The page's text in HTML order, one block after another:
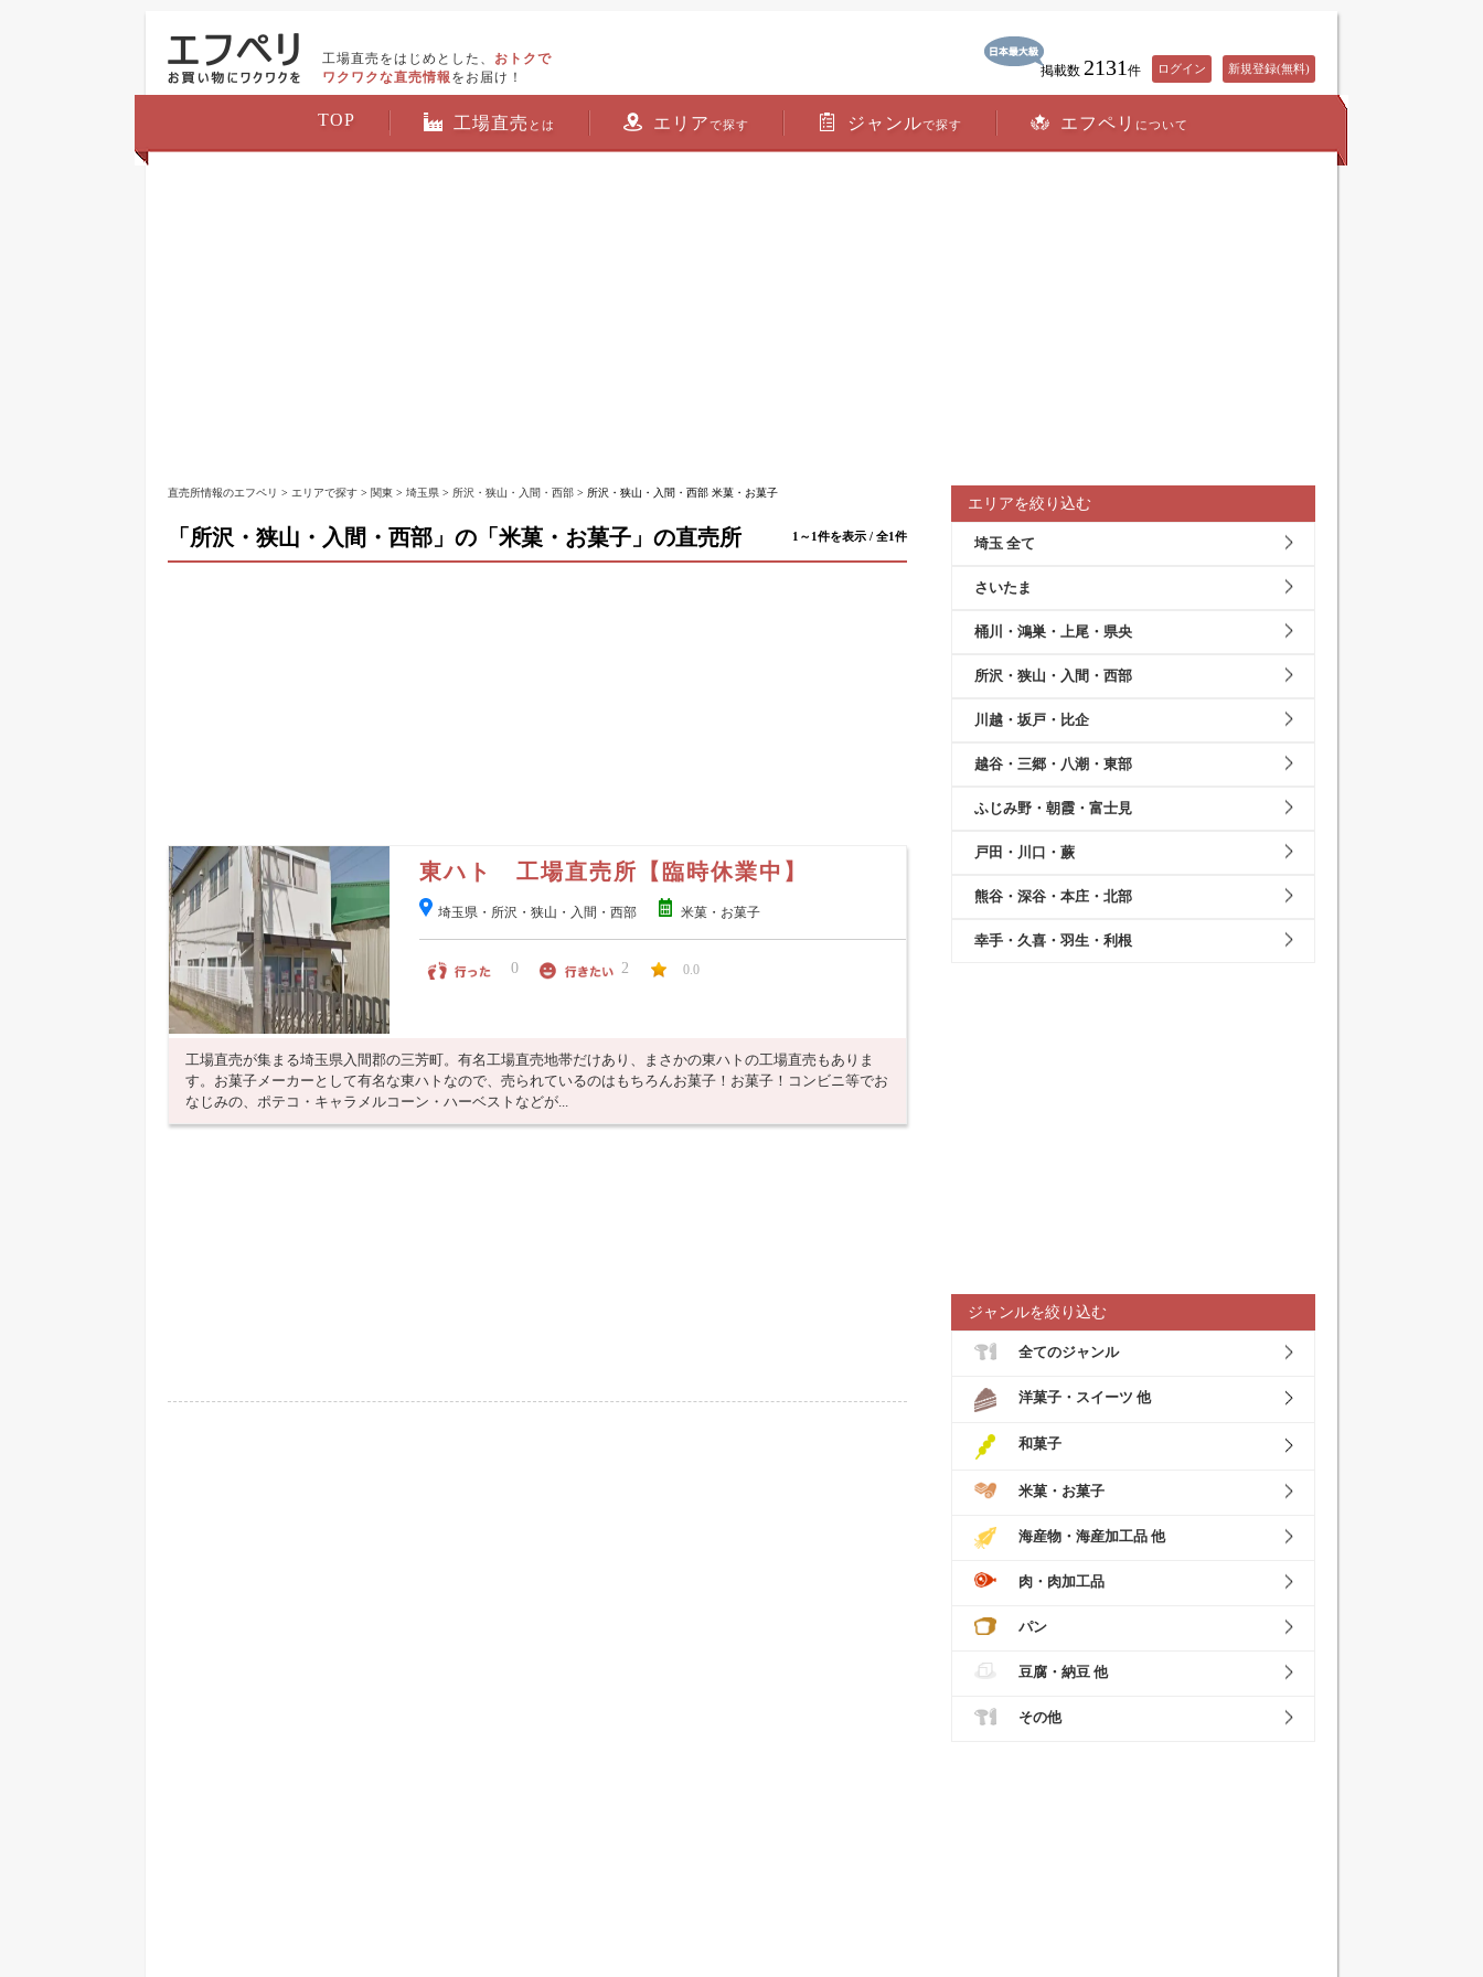
工場直売をはじめとした、 おトクで
ワクワクな直売情報 をお届け！ 掲載数 2131 件 ログイン 新規登録(無料)
TOP 工場直売 とは エリアで探す ジャンルで探す エフペリ について
直売所情報のエフペリ > エリアで探す > 関東 > 埼玉県 > 所沢・狭山・入間・西部 > 所沢・狭山・入間・西部 米菓・お菓子
「所沢・狭山・入間・西部」の「米菓・お菓子」の直売所 1～1件を表示 / 全1件
東ハト 工場直売所【臨時休業中】
埼玉県・所沢・狭山・入間・西部 米菓・お菓子
0 2 0.0
工場直売が集まる埼玉県入間郡の三芳町。有名工場直売地帯だけあり、まさかの東ハトの工場直売もありま
す。お菓子メーカーとして有名な東ハトなので、売られているのはもちろんお菓子！お菓子！コンビニ等でお
なじみの、ポテコ・キャラメルコーン・ハーベストなどが...
エリアを絞り込む
埼玉 全て
さいたま
桶川・鴻巣・上尾・県央
所沢・狭山・入間・西部
川越・坂戸・比企
越谷・三郷・八潮・東部
ふじみ野・朝霞・富士見
戸田・川口・蕨
熊谷・深谷・本庄・北部
幸手・久喜・羽生・利根
ジャンルを絞り込む
全てのジャンル
洋菓子・スイーツ 他
和菓子
米菓・お菓子
海産物・海産加工品 他
肉・肉加工品
パン
豆腐・納豆 他
その他